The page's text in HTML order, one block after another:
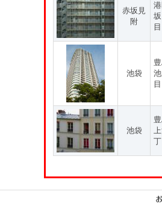
赤坂見
附
目
池袋
目
池袋